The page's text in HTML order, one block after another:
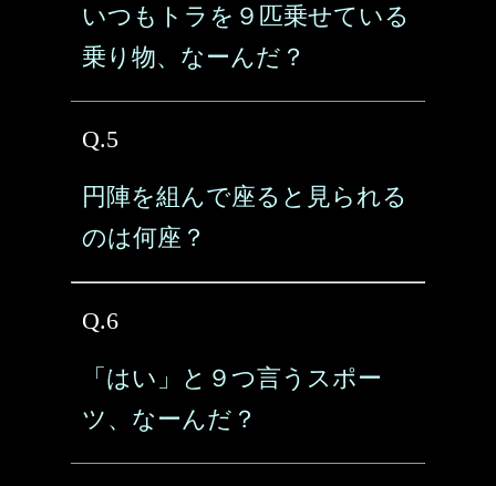
いつもトラを９匹乗せている
乗り物、なーんだ？
Q.5
円陣を組んで座ると見られる
のは何座？
Q.6
「はい」と９つ言うスポー
ツ、なーんだ？